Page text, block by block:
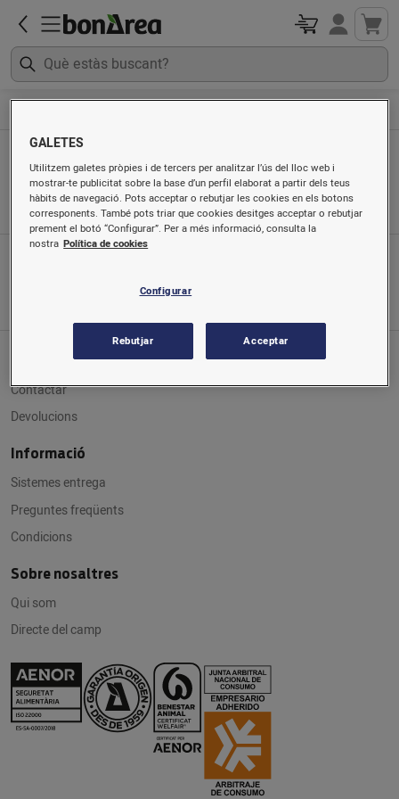
Vi blanc
Ordenat per
Servei al client
Contactar
Devolucions
Informació
Sistemes entrega
Preguntes freqüents
Condicions
Sobre nosaltres
Qui som
Directe del camp
GALETES
Utilitzem galetes pròpies i de tercers per analitzar l’ús del lloc web i
mostrar-te publicitat sobre la base d’un perfil elaborat a partir dels teus
hàbits de navegació. Pots acceptar o rebutjar les cookies en els botons
corresponents. També pots triar que cookies desitges acceptar o rebutjar
prement el botó “Configurar”. Per a més informació, consulta la
nostra Política de cookies
Configurar
Rebutjar Acceptar